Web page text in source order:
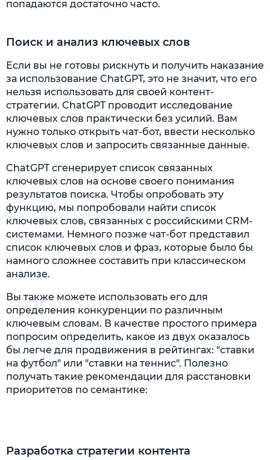
попадаются достаточно часто.
Поиск и анализ ключевых слов
Если вы не готовы рискнуть и получить наказание
за использование ChatGPT, это не значит, что его
нельзя использовать для своей контент-
стратегии. ChatGPT проводит исследование
ключевых слов практически без усилий. Вам
нужно только открыть чат-бот, ввести несколько
ключевых слов и запросить связанные данные.
ChatGPT сгенерирует список связанных
ключевых слов на основе своего понимания
результатов поиска. Чтобы опробовать эту
функцию, мы попробовали найти список
ключевых слов, связанных с российскими CRM-
системами. Немного позже чат-бот представил
список ключевых слов и фраз, которые было бы
намного сложнее составить при классическом
анализе.
Вы также можете использовать его для
определения конкуренции по различным
ключевым словам. В качестве простого примера
попросим определить, какое из двух оказалось
бы легче для продвижения в рейтингах: "ставки
на футбол" или "ставки на теннис". Полезно
получать такие рекомендации для расстановки
приоритетов по семантике:
Разработка стратегии контента